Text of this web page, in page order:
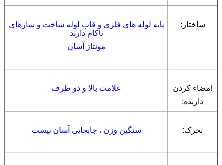
ساختار:
پایه لوله های فلزی و قاب لوله ساخت و سازهای
ناکام دارند
مونتاژ آسان
امضاء کردن
دارنده:
علامت بالا و دو طرف
تحرک: سنگین وزن ، جابجایی آسان نیست